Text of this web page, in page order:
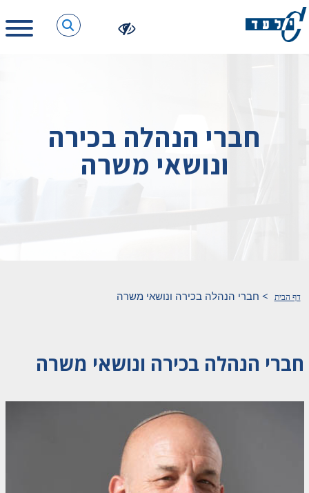
חברי הנהלה בכירה
ונושאי משרה
דף הבית > חברי הנהלה בכירה ונושאי משרה
חברי הנהלה בכירה ונושאי משרה